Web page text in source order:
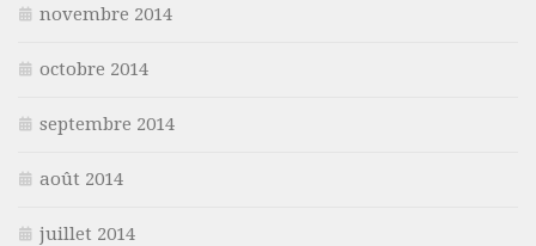
novembre 2014
octobre 2014
septembre 2014
août 2014
juillet 2014